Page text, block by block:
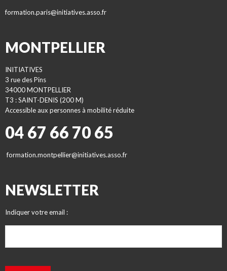
formation.paris@initiatives.asso.fr
MONTPELLIER
INITIATIVES
3 rue des Pins
34000 MONTPELLIER
T3 : SAINT-DENIS (200 M)
Accessible aux personnes à mobilité réduite
04 67 66 70 65
formation.montpellier@initiatives.asso.fr
NEWSLETTER
Indiquer votre email :